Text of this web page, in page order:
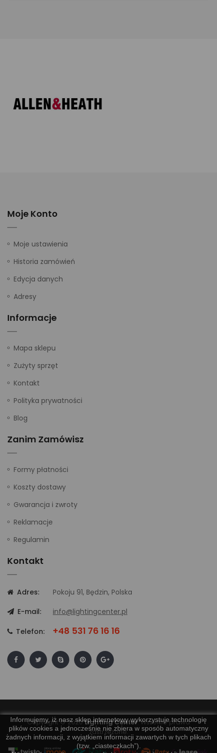
Informujemy, iż nasz sklep internetowy wykorzystuje technologię
plików cookies a jednocześnie nie zbiera w sposób automatyczny
żadnych informacji, z wyjątkiem informacji zawartych w tych plikach
(tzw. „ciasteczkach”).
Moje Konto
Moje ustawienia
Historia zamówień
Edycja danych
Adresy
Informacje
Mapa sklepu
Zużyty sprzęt
Kontakt
Polityka prywatności
Blog
Zanim Zamówisz
Formy płatności
Koszty dostawy
Gwarancja i zwroty
Reklamacje
Regulamin
Kontakt
Adres:
Pokoju 91, Będzin, Polska
E-mail:
info@lightingcenter.pl
Telefon: +48 531 76 16 16
Copyright © 2020Lighting Center. Wszelkie prawa
zastrzeżone.